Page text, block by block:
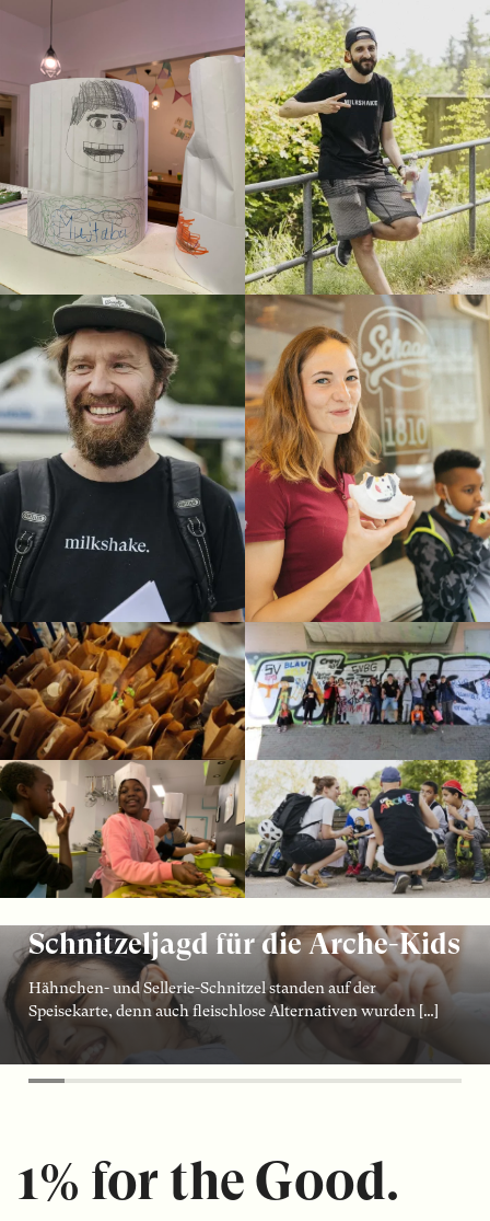
Schnitzeljagd für die Arche-Kids
Hähnchen- und Sellerie-Schnitzel standen auf der
Speisekarte, denn auch fleischlose Alternativen wurden […]
1% for the Good.